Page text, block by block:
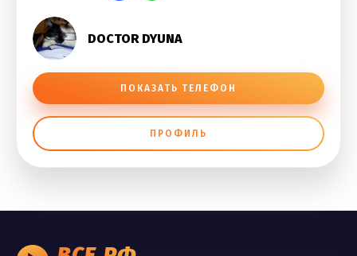
DOCTOR DYUNA
ПОКАЗАТЬ ТЕЛЕФОН
ПРОФИЛЬ